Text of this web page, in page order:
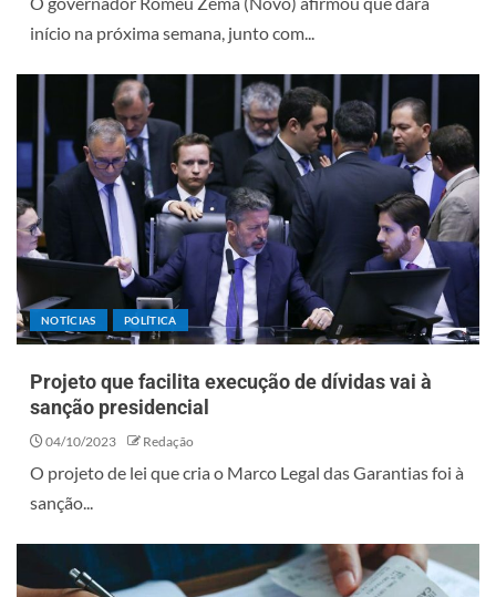
início na próxima semana, junto com...
NOTÍCIAS POLÍTICA
Projeto que facilita execução de dívidas vai à
sanção presidencial
04/10/2023 Redação
O projeto de lei que cria o Marco Legal das Garantias foi à
sanção...